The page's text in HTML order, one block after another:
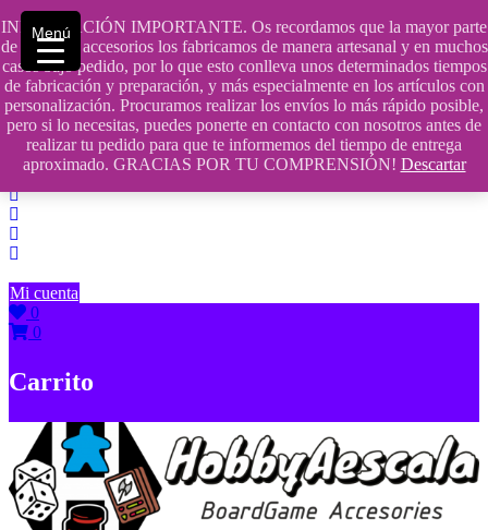
INFORMACIÓN IMPORTANTE. Os recordamos que la mayor parte
de nuestros accesorios los fabricamos de manera artesanal y en muchos
casos bajo pedido, por lo que esto conlleva unos determinados tiempos
de fabricación y preparación, y más especialmente en los artículos con
personalización. Procuramos realizar los envíos lo más rápido posible,
pero si lo necesitas, puedes ponerte en contacto con nosotros antes de
realizar tu pedido para que te informemos del tiempo de entrega
aproximado. GRACIAS POR TU COMPRENSIÓN! Descartar
Saltar
contenido
609241475 SOLO DE 10:00 a 14:00
info@hobbyaescala.com
San Fernando de Henares
10:00 - 14:00
Mi cuenta
0
0
Carrito
Menú